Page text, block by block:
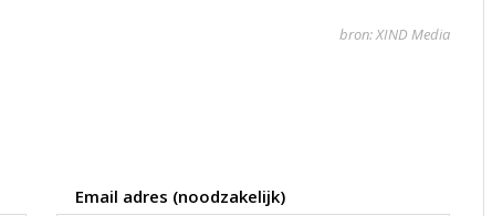
bron: XIND Media
Email adres (noodzakelijk)